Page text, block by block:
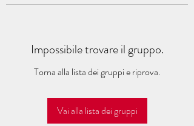
Impossibile trovare il gruppo.
Torna alla lista dei gruppi e riprova.
Vai alla lista dei gruppi